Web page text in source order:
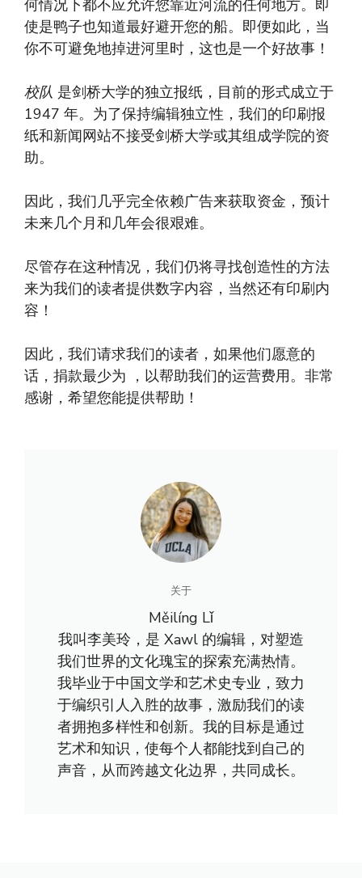
何情况下都不应允许您靠近河流的任何地方。即
使是鸭子也知道最好避开您的船。即便如此，当
你不可避免地掉进河里时，这也是一个好故事！
校队 是剑桥大学的独立报纸，目前的形式成立于
1947 年。为了保持编辑独立性，我们的印刷报
纸和新闻网站不接受剑桥大学或其组成学院的资
助。
因此，我们几乎完全依赖广告来获取资金，预计
未来几个月和几年会很艰难。
尽管存在这种情况，我们仍将寻找创造性的方法
来为我们的读者提供数字内容，当然还有印刷内
容！
因此，我们请求我们的读者，如果他们愿意的
话，捐款最少为 ，以帮助我们的运营费用。非常
感谢，希望您能提供帮助！
关于
Měilíng Lǐ
我叫李美玲，是 Xawl 的编辑，对塑造
我们世界的文化瑰宝的探索充满热情。
我毕业于中国文学和艺术史专业，致力
于编织引人入胜的故事，激励我们的读
者拥抱多样性和创新。我的目标是通过
艺术和知识，使每个人都能找到自己的
声音，从而跨越文化边界，共同成长。